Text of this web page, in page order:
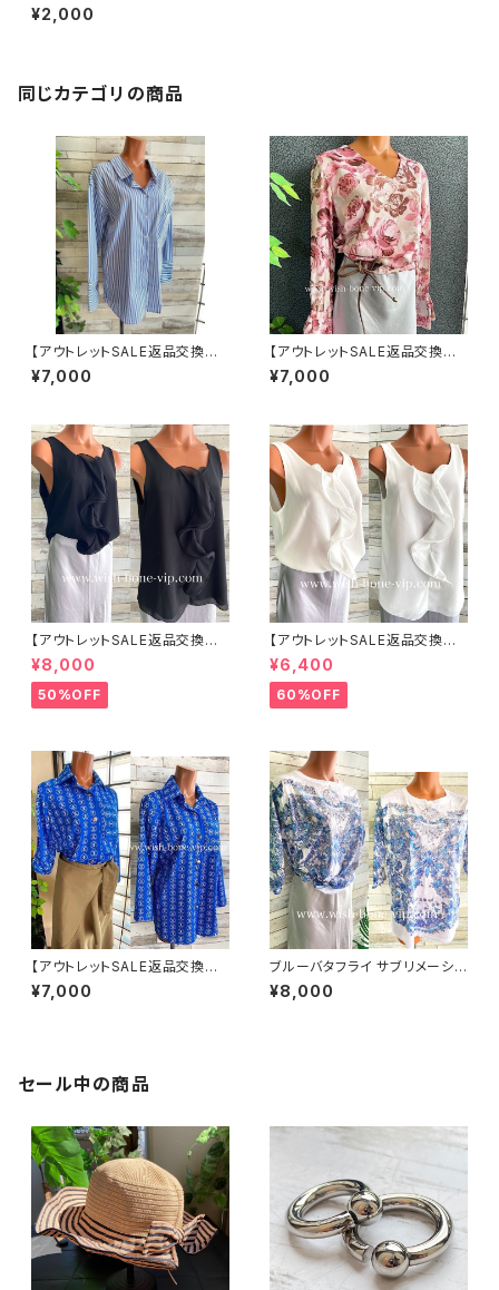
可8/20まで】イタリア製デザイ
ントップス｜Made in ITALY
¥2,000
同じカテゴリの商品
【アウトレットSALE返品交換不
可8/20まで】フランスインポー
ト・BIGシャツ｜ピンストライプ
¥7,000
【アウトレットSALE返品交換不
可8/20まで】イタリア製トップス
｜ Made in ITALY｜フリル長
¥7,000
【アウトレットSALE返品交換不
可8/20まで】イタリア製 CASA
DEILUCA ITALY｜前フリル＆B
IGフリルトップス /ブラック
¥8,000
50%OFF
【アウトレットSALE返品交換不
可8/20まで】イタリア製 CASA
DEILUCA ITALY｜前フリル＆B
IGフリルトップス /ホワイト
¥6,400
60%OFF
【アウトレットSALE返品交換不
可8/20まで】イタリア製シャツ・
ブラウス・トップス｜Made in IT
¥7,000
ブルーバタフライ サブリメーショ
ンTシャツ・インポート・カットソ
ー 七分袖トップス｜ブルー
¥8,000
セール中の商品